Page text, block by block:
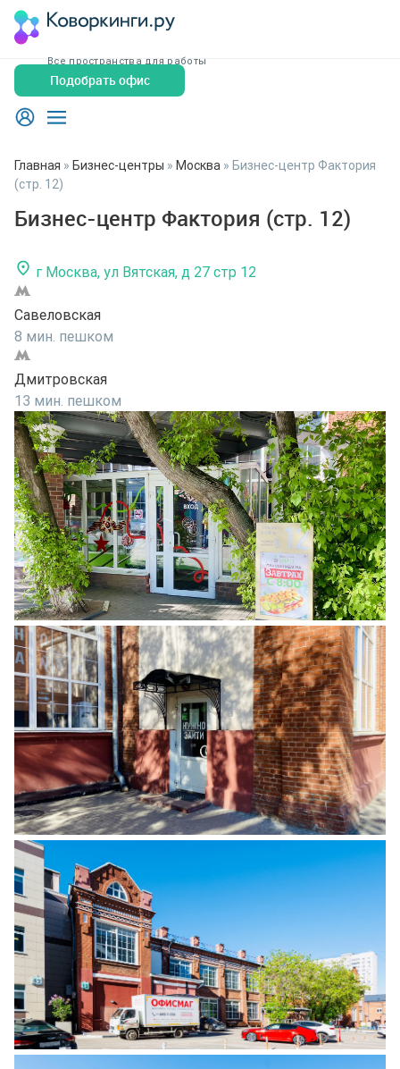
Все пространства для работы
Подобрать офис
Главная » Бизнес-центры » Москва » Бизнес-центр Фактория
(стр. 12)
Бизнес-центр Фактория (стр. 12)
г Москва, ул Вятская, д 27 стр 12
Савеловская
8 мин. пешком
Дмитровская
13 мин. пешком